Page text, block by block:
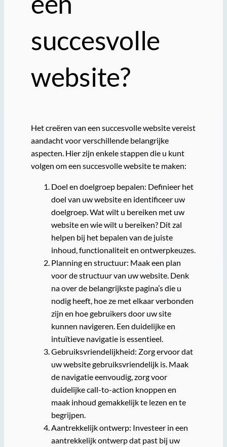
succesvolle
website?
Het creëren van een succesvolle website vereist
aandacht voor verschillende belangrijke
aspecten. Hier zijn enkele stappen die u kunt
volgen om een succesvolle website te maken:
Doel en doelgroep bepalen: Definieer het
doel van uw website en identificeer uw
doelgroep. Wat wilt u bereiken met uw
website en wie wilt u bereiken? Dit zal
helpen bij het bepalen van de juiste
inhoud, functionaliteit en ontwerpkeuzes.
Planning en structuur: Maak een plan
voor de structuur van uw website. Denk
na over de belangrijkste pagina’s die u
nodig heeft, hoe ze met elkaar verbonden
zijn en hoe gebruikers door uw site
kunnen navigeren. Een duidelijke en
intuïtieve navigatie is essentieel.
Gebruiksvriendelijkheid: Zorg ervoor dat
uw website gebruiksvriendelijk is. Maak
de navigatie eenvoudig, zorg voor
duidelijke call-to-action knoppen en
maak inhoud gemakkelijk te lezen en te
begrijpen.
Aantrekkelijk ontwerp: Investeer in een
aantrekkelijk ontwerp dat past bij uw